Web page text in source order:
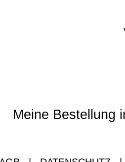
Meine Bestellung